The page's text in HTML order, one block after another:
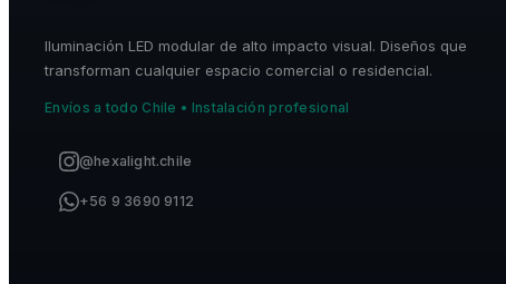
Iluminación LED modular de alto impacto visual. Diseños que
transforman cualquier espacio comercial o residencial.
Envíos a todo Chile • Instalación profesional
@hexalight.chile
+56 9 3690 9112